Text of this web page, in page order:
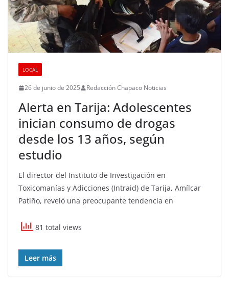
LOCAL
26 de junio de 2025 Redacción Chapaco Noticias
Alerta en Tarija: Adolescentes
inician consumo de drogas
desde los 13 años, según
estudio
El director del Instituto de Investigación en
Toxicomanías y Adicciones (Intraid) de Tarija, Amílcar
Patiño, reveló una preocupante tendencia en
81 total views
Leer más